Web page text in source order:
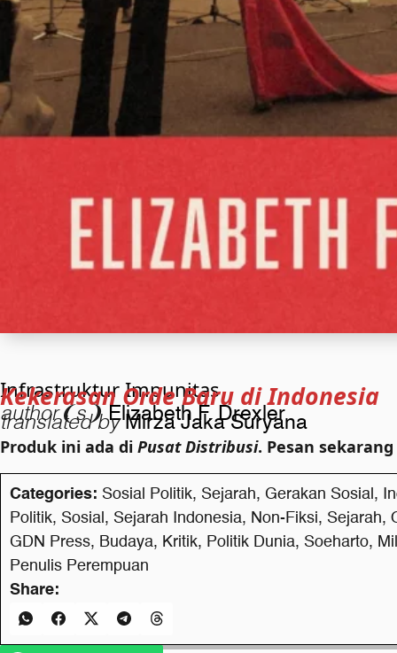
Infrastruktur Impunitas
Kekerasan Orde Baru di Indonesia
author❨s❩ Elizabeth F. Drexler
translated by Mirza Jaka Suryana
Produk ini ada di Pusat Distribusi. Pesan
Categories: Sosial Politik, Sejarah, Gerakan Sosial ,
Politik, Sosial , Sejarah Indonesia, Non-Fiksi, Sejarah,
GDN Press, Budaya, Kritik, Politik Dunia, Soeharto,
Penulis Perempuan
Share: